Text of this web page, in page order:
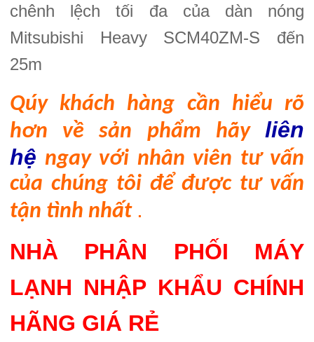
chênh lệch tối đa của dàn nóng
Mitsubishi Heavy SCM40ZM-S đến
25m
Qúy khách hàng cần hiểu rõ
hơn về sản phẩm hãy liên
hệ ngay với nhân viên tư vấn
của chúng tôi để được tư vấn
tận tình nhất .
NHÀ PHÂN PHỐI MÁY
LẠNH NHẬP KHẨU CHÍNH
HÃNG GIÁ RẺ